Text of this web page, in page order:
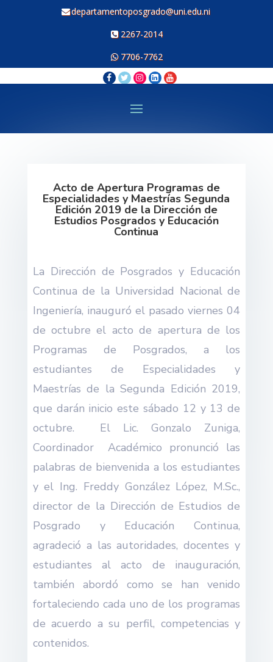
departamentoposgrado@uni.edu.ni
2267-2014
7706-7762
Acto de Apertura Programas de
Especialidades y Maestrías Segunda
Edición 2019 de la Dirección de
Estudios Posgrados y Educación
Continua
La Dirección de Posgrados y Educación
Continua de la Universidad Nacional de
Ingeniería, inauguró el pasado viernes 04
de octubre el acto de apertura de los
Programas de Posgrados, a los
estudiantes de Especialidades y
Maestrías de la Segunda Edición 2019,
que darán inicio este sábado 12 y 13 de
octubre. El Lic. Gonzalo Zuniga,
Coordinador Académico pronunció las
palabras de bienvenida a los estudiantes
y el Ing. Freddy González López, M.Sc.,
director de la Dirección de Estudios de
Posgrado y Educación Continua,
agradeció a las autoridades, docentes y
estudiantes al acto de inauguración,
también abordó como se han venido
fortaleciendo cada uno de los programas
de acuerdo a su perfil, competencias y
contenidos.